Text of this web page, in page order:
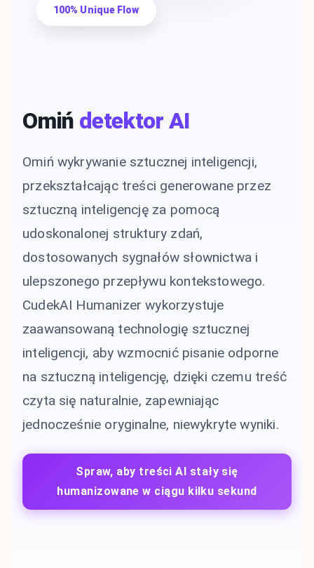
100% Unique Flow
Omiń detektor AI
Omiń wykrywanie sztucznej inteligencji,
przekształcając treści generowane przez
sztuczną inteligencję za pomocą
udoskonalonej struktury zdań,
dostosowanych sygnałów słownictwa i
ulepszonego przepływu kontekstowego.
CudekAI Humanizer wykorzystuje
zaawansowaną technologię sztucznej
inteligencji, aby wzmocnić pisanie odporne
na sztuczną inteligencję, dzięki czemu treść
czyta się naturalnie, zapewniając
jednocześnie oryginalne, niewykryte wyniki.
Spraw, aby treści AI stały się
humanizowane w ciągu kilku sekund